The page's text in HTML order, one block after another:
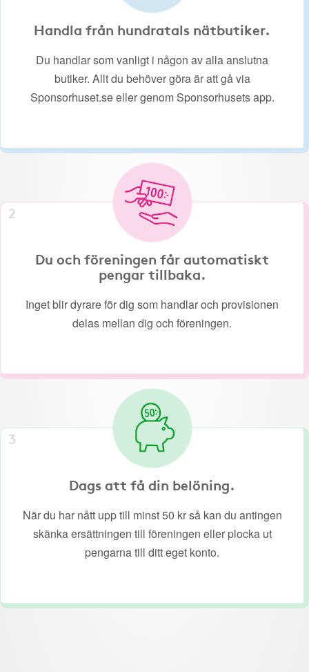
Handla från hundratals nätbutiker.
Du handlar som vanligt i någon av alla anslutna
butiker. Allt du behöver göra är att gå via
Sponsorhuset.se eller genom Sponsorhusets app.
2
Du och föreningen får automatiskt
pengar tillbaka.
Inget blir dyrare för dig som handlar och provisionen
delas mellan dig och föreningen.
3
Dags att få din belöning.
När du har nått upp till minst 50 kr så kan du antingen
skänka ersättningen till föreningen eller plocka ut
pengarna till ditt eget konto.